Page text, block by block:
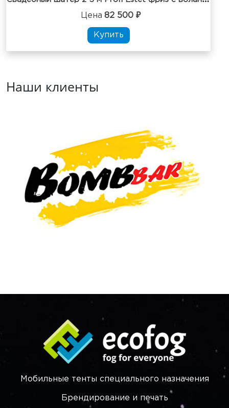
Цена 82 500 ₽
Купить
Наши клиенты
Мобильные тенты специального назначения
Брендирование и печать